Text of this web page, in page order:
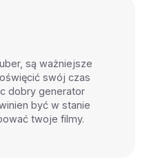
są ważniejsze
swój czas
dobry generator
być w stanie
twoje filmy.